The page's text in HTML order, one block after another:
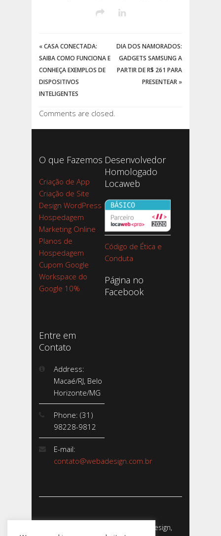
«CASA CONECTADA:
SAIBA COMO FUNCIONA E
CONHEÇA EXEMPLOS DE
DISPOSITIVOS
INTELIGENTES
DIA DOS NAMORADOS:
GADGETS SAMSUNG A
PARTIR DE R$ 261 PARA
PRESENTEAR »
Comments are closed.
O que Fazemos
Criação de App
Criação de Site
Design WordPress
Hospedagem
Marketing Online
Planos de
Hospedagem
Cupom Google
Workspace do
Google 10%
Desenvolvedor
Homologado
Locaweb
Código de Ética e
Conduta
Página no
Facebook
Entre em
Contato
Address:
Macaé/RJ, Belo
Horizonte/MG
Phone: (31)
98228-9812
E-mail:
contato@webadesign.com.br
Webadesign - Empresa de Webdesign,